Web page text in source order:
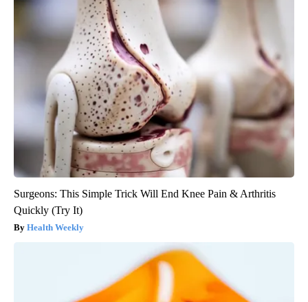
Surgeons: This Simple Trick Will End Knee Pain & Arthritis
Quickly (Try It)
Health Weekly